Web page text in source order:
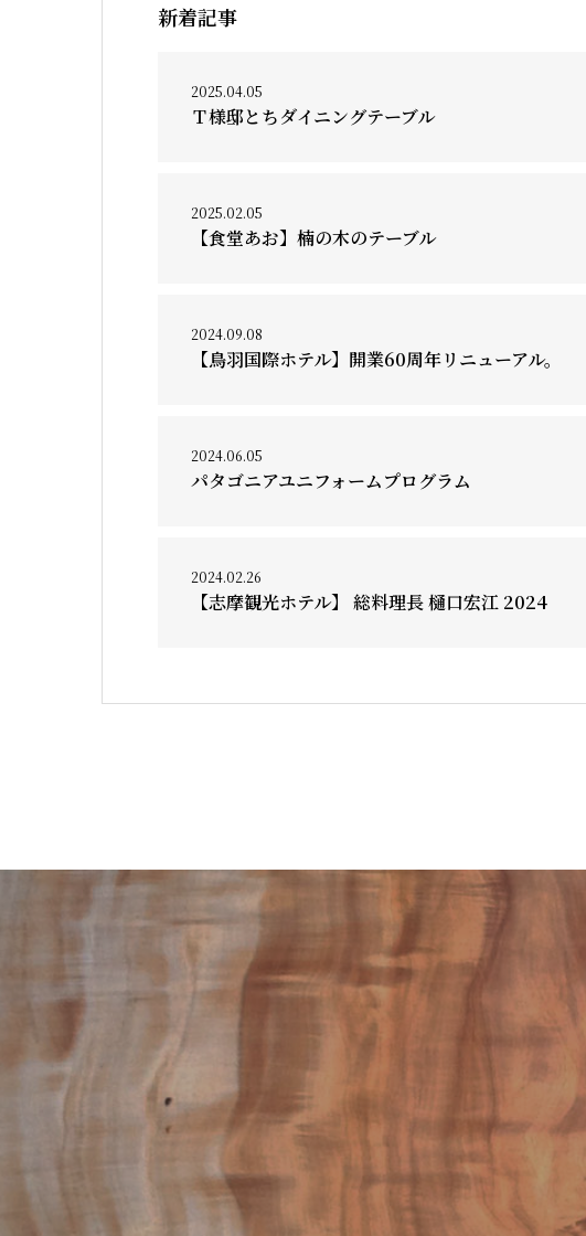
新着記事
2025.04.05
Ｔ様邸とちダイニングテーブル
2025.02.05
【食堂あお】楠の木のテーブル
2024.09.08
【鳥羽国際ホテル】開業60周年リニューアル。
2024.06.05
パタゴニアユニフォームプログラム
2024.02.26
【志摩観光ホテル】 総料理長 樋口宏江